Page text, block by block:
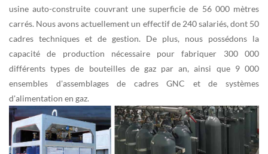
usine auto-construite couvrant une superficie de 56 000 mètres
carrés. Nous avons actuellement un effectif de 240 salariés, dont 50
cadres techniques et de gestion. De plus, nous possédons la
capacité de production nécessaire pour fabriquer 300 000
différents types de bouteilles de gaz par an, ainsi que 9 000
ensembles d'assemblages de cadres GNC et de systèmes
d'alimentation en gaz.